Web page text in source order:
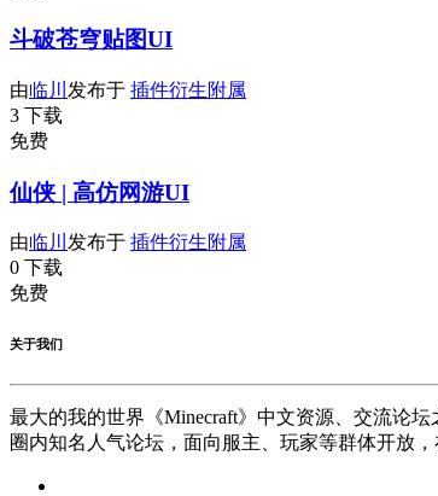
斗破苍穹贴图UI
由临川 发布于 插件衍生附属
3 下载
免费
仙侠 | 高仿网游UI
由临川 发布于 插件衍生附属
0 下载
免费
关于我们
最大的我的世界《Minecraft》中文资源、交流论
圈内知名人气论坛，面向服主、玩家等群体开放